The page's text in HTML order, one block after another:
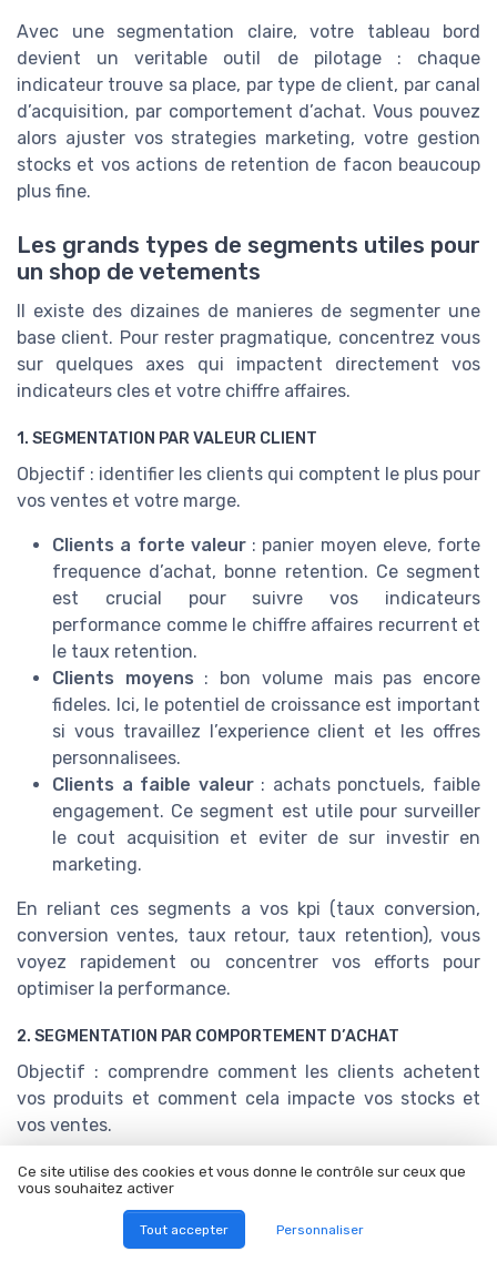
Avec une segmentation claire, votre tableau bord
devient un veritable outil de pilotage : chaque
indicateur trouve sa place, par type de client, par canal
d’acquisition, par comportement d’achat. Vous pouvez
alors ajuster vos strategies marketing, votre gestion
stocks et vos actions de retention de facon beaucoup
plus fine.
Les grands types de segments utiles pour
un shop de vetements
Il existe des dizaines de manieres de segmenter une
base client. Pour rester pragmatique, concentrez vous
sur quelques axes qui impactent directement vos
indicateurs cles et votre chiffre affaires.
1. SEGMENTATION PAR VALEUR CLIENT
Objectif : identifier les clients qui comptent le plus pour
vos ventes et votre marge.
Clients a forte valeur: panier moyen eleve, forte
frequence d’achat, bonne retention. Ce segment
est crucial pour suivre vos indicateurs
performance comme le chiffre affaires recurrent et
le taux retention.
Clients moyens : bon volume mais pas encore
fideles. Ici, le potentiel de croissance est important
si vous travaillez l’experience client et les offres
personnalisees.
Clients a faible valeur: achats ponctuels, faible
engagement. Ce segment est utile pour surveiller
le cout acquisition et eviter de sur investir en
marketing.
En reliant ces segments a vos kpi (taux conversion,
conversion ventes, taux retour, taux retention), vous
voyez rapidement ou concentrer vos efforts pour
optimiser la performance.
2. SEGMENTATION PAR COMPORTEMENT D’ACHAT
Objectif : comprendre comment les clients achetent
vos produits et comment cela impacte vos stocks et
vos ventes.
Chasseurs de promos: reagissent aux soldes,
codes promo, ventes privees. Suivez ici le taux
conversion pendant les campagnes et la rotation
stocks sur les produits remises.
Ce site utilise des cookies et vous donne le contrôle sur ceux que
vous souhaitez activer
Tout accepter Personnaliser